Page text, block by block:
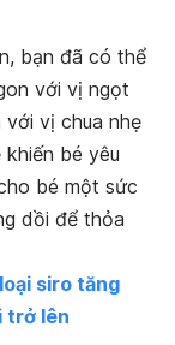
bạn đã có thể
với vị ngọt
với vị chua nhẹ
khiến bé yêu
bé một sức
dồi để thỏa
siro tăng
trở lên